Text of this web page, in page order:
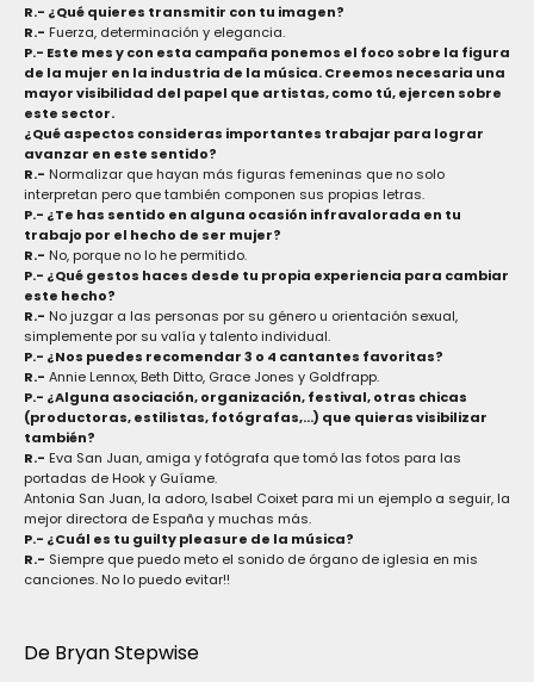
R.- ¿Qué quieres transmitir con tu imagen?
R.- Fuerza, determinación y elegancia.
P.- Este mes y con esta campaña ponemos el foco sobre la figura
de la mujer en la industria de la música. Creemos necesaria una
mayor visibilidad del papel que artistas, como tú, ejercen sobre
este sector.
¿Qué aspectos consideras importantes trabajar para lograr
avanzar en este sentido?
R.- Normalizar que hayan más figuras femeninas que no solo
interpretan pero que también componen sus propias letras.
P.- ¿Te has sentido en alguna ocasión infravalorada en tu
trabajo por el hecho de ser mujer?
R.- No, porque no lo he permitido.
P.- ¿Qué gestos haces desde tu propia experiencia para cambiar
este hecho?
R.- No juzgar a las personas por su género u orientación sexual,
simplemente por su valía y talento individual.
P.- ¿Nos puedes recomendar 3 o 4 cantantes favoritas?
R.- Annie Lennox, Beth Ditto, Grace Jones y Goldfrapp.
P.- ¿Alguna asociación, organización, festival, otras chicas
(productoras, estilistas,fotógrafas,...) que quieras visibilizar
también?
R.- Eva San Juan, amiga y fotógrafa que tomó las fotos para las
portadas de Hook y Guíame.
Antonia San Juan, la adoro, Isabel Coixet para mi un ejemplo a seguir, la
mejor directora de España y muchas más.
P.- ¿Cuál es tu guilty pleasure de la música?
R.- Siempre que puedo meto el sonido de órgano de iglesia en mis
canciones. No lo puedo evitar!!
De Bryan Stepwise